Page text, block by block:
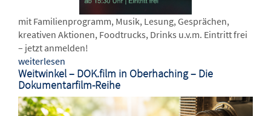
mit Familienprogramm, Musik, Lesung, Gesprächen,
kreativen Aktionen, Foodtrucks, Drinks u.v.m. Eintritt frei
– jetzt anmelden!
weiterlesen
Weitwinkel – DOK.film in Oberhaching – Die
Dokumentarfilm-Reihe